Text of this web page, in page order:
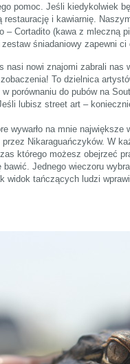
pomoc. Jeśli kiedykolwiek
i kawiarnię.
– Cortadito (kawa z mleczną
śniadaniowy zapewni ci
nasi nowi znajomi zabrali nas
To dzielnica
porównaniu do pubów na
lubisz street art –
wywarło na mnie największe
przez Nikaraguańczyków. W
którego możesz obejrzeć
bawić. Jednego wieczoru
widok tańczących ludzi